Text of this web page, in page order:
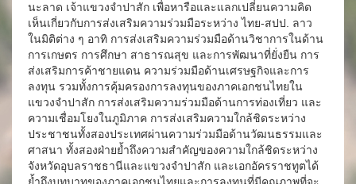
นะลาด เจ้าแขวงจำปาสัก เพื่อหารือและแลกเปลี่ยนความคิด
เห็นเกี่ยวกับการส่งเสริมความร่วมมือระหว่าง ไทย-สปป. ลาว
ในมิติต่าง ๆ อาทิ การส่งเสริมความร่วมมือด้านวิชาการในด้าน
การเกษตร การศึกษา สาธารณสุข และการพัฒนาที่ยั่งยืน การ
ส่งเสริมการค้าชายแดน ความร่วมมือด้านเศรษฐกิจและการ
ลงทุน รวมทั้งการคุ้มครองการลงทุนของภาคเอกชนไทยใน
แขวงจำปาสัก การส่งเสริมความร่วมมือด้านการท่องเที่ยว และ
ความเชื่อมโยงในภูมิภาค การส่งเสริมความใกล้ชิดระหว่าง
ประชาชนทั้งสองประเทศผ่านความร่วมมือด้านวัฒนธรรมและ
ศาสนา ทั้งสองฝ่ายย้ำถึงความสำคัญของความใกล้ชิดระหว่าง
จังหวัดอุบลราชธานีและแขวงจำปาสัก และเอกอัครราชทูตได้